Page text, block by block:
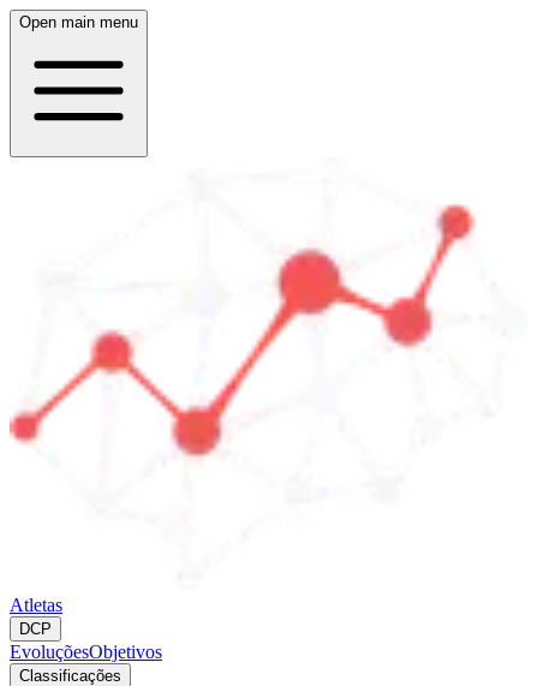
Open main menu
Atletas
DCP
EvoluçõesObjetivos
Classificações